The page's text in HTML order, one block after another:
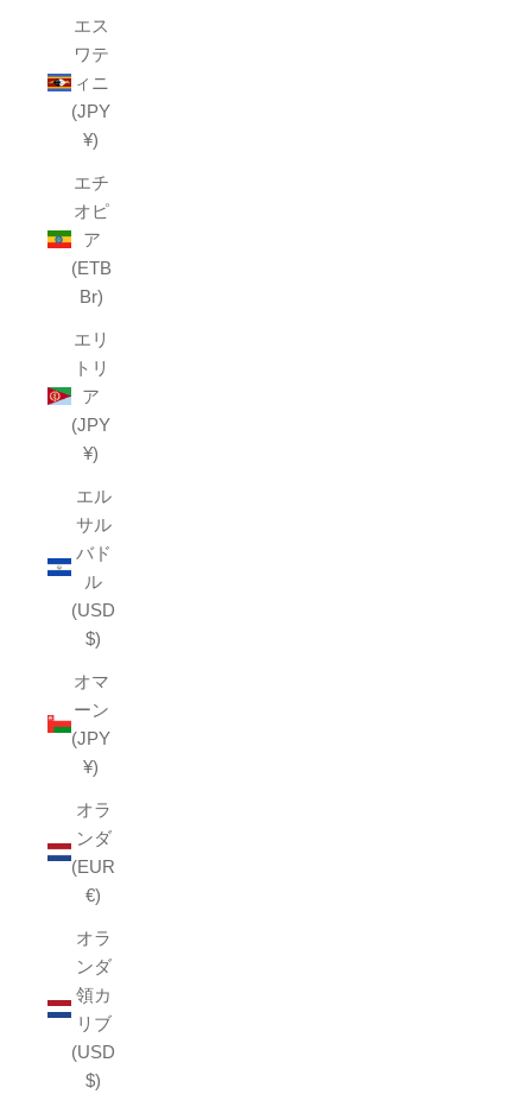
エス
ワテ
ィニ
(JPY
¥)
エチ
オピ
ア
(ETB
Br)
エリ
トリ
ア
(JPY
¥)
エル
サル
バド
ル
(USD
$)
オマ
ーン
(JPY
¥)
オラ
ンダ
(EUR
€)
オラ
ンダ
領カ
リブ
(USD
$)